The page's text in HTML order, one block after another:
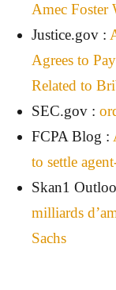
Amec Foster
Justice.gov :
Agrees to
Related to
SEC.gov :
FCPA Blog :
to settle
Skan1
milliards
Sachs